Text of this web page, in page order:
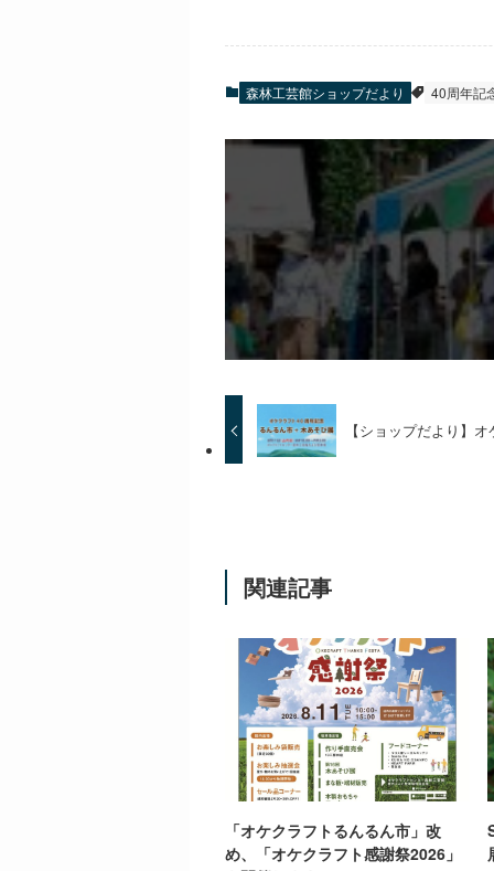
森林工芸館ショップだより 40周年記
【ショップだより】
関連記事
「オケクラフトるんるん市」改
め、「オケクラフト感謝祭2026」